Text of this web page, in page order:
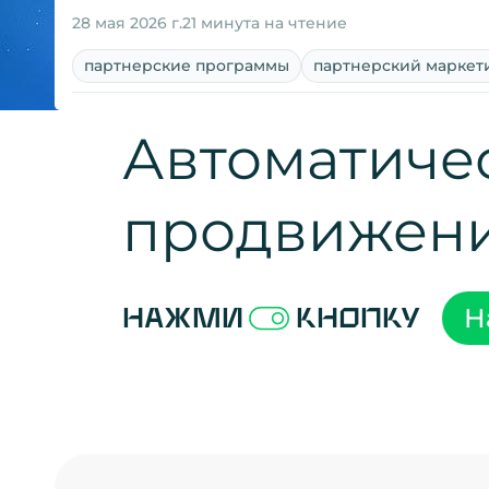
28 мая 2026 г.21 минута на чтение
партнерские программы партнерский
Нажми кнопку